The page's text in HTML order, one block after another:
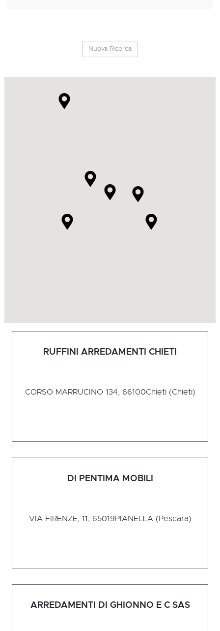
Nuova Ricerca
RUFFINI ARREDAMENTI CHIETI
CORSO MARRUCINO 134, 66100Chieti (Chieti)
DI PENTIMA MOBILI
VIA FIRENZE, 11, 65019PIANELLA (Pescara)
ARREDAMENTI DI GHIONNO E C SAS